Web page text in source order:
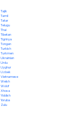
Tajik
Tamil
Tatar
Telugu
Thai
Tibetan
Tigrinya
Tongan
Turkish
Turkmen
Ukrainian
Urdu
Uyghur
Uzbek
Vietnamese
Welsh
Wolof
Xhosa
Yiddish
Yoruba
Zulu